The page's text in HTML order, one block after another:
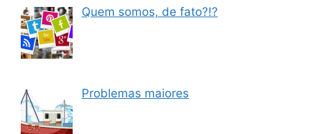
Quem somos, de fato?!?
Problemas maiores